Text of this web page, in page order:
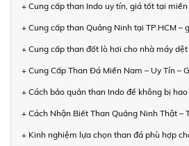
+ Cung cấp than Indo uy tín, giá tốt tại
+ Cung cấp than Quảng Ninh tại TP.HCM –
+ Cung cấp than đốt lò hơi cho nhà máy
+ Cung Cấp Than Đá Miền Nam – Uy Tín –
+ Cách bảo quản than Indo để không bị
+ Cách Nhận Biết Than Quảng Ninh Thật –
+ Kinh nghiệm lựa chọn than đá phù hợp